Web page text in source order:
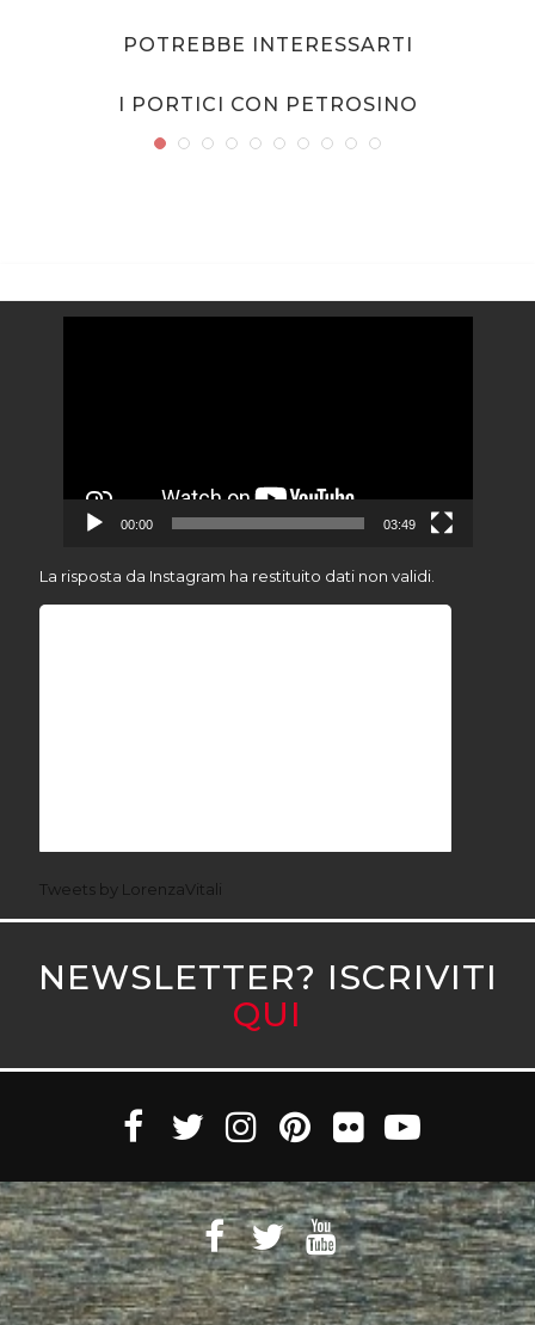
POTREBBE INTERESSARTI
I PORTICI CON PETROSINO
00:00 03:49
La risposta da Instagram ha restituito dati non validi.
Tweets by LorenzaVitali
NEWSLETTER? ISCRIVITI
QUI